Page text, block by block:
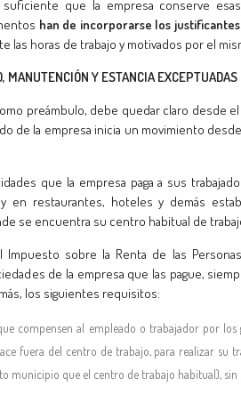
que la empresa conserve
han de incorporarse los justificantes
las horas de trabajo y motivados por el
MANUTENCIÓN Y ESTANCIA
preámbulo, debe quedar claro desde
de la empresa inicia un movimiento
que la empresa paga a sus
restaurantes, hoteles y demás
se encuentra su centro habitual de
sobre la Renta de las
de la empresa que las pague,
los siguientes requisitos:
compensen al empleado o trabajador por
fuera del centro de trabajo, para realizar su
municipio que el centro de trabajo habitual), sin